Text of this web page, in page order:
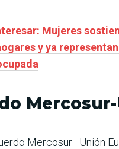
Mujeres
y ya representan
Mercosur-
Mercosur–Unión